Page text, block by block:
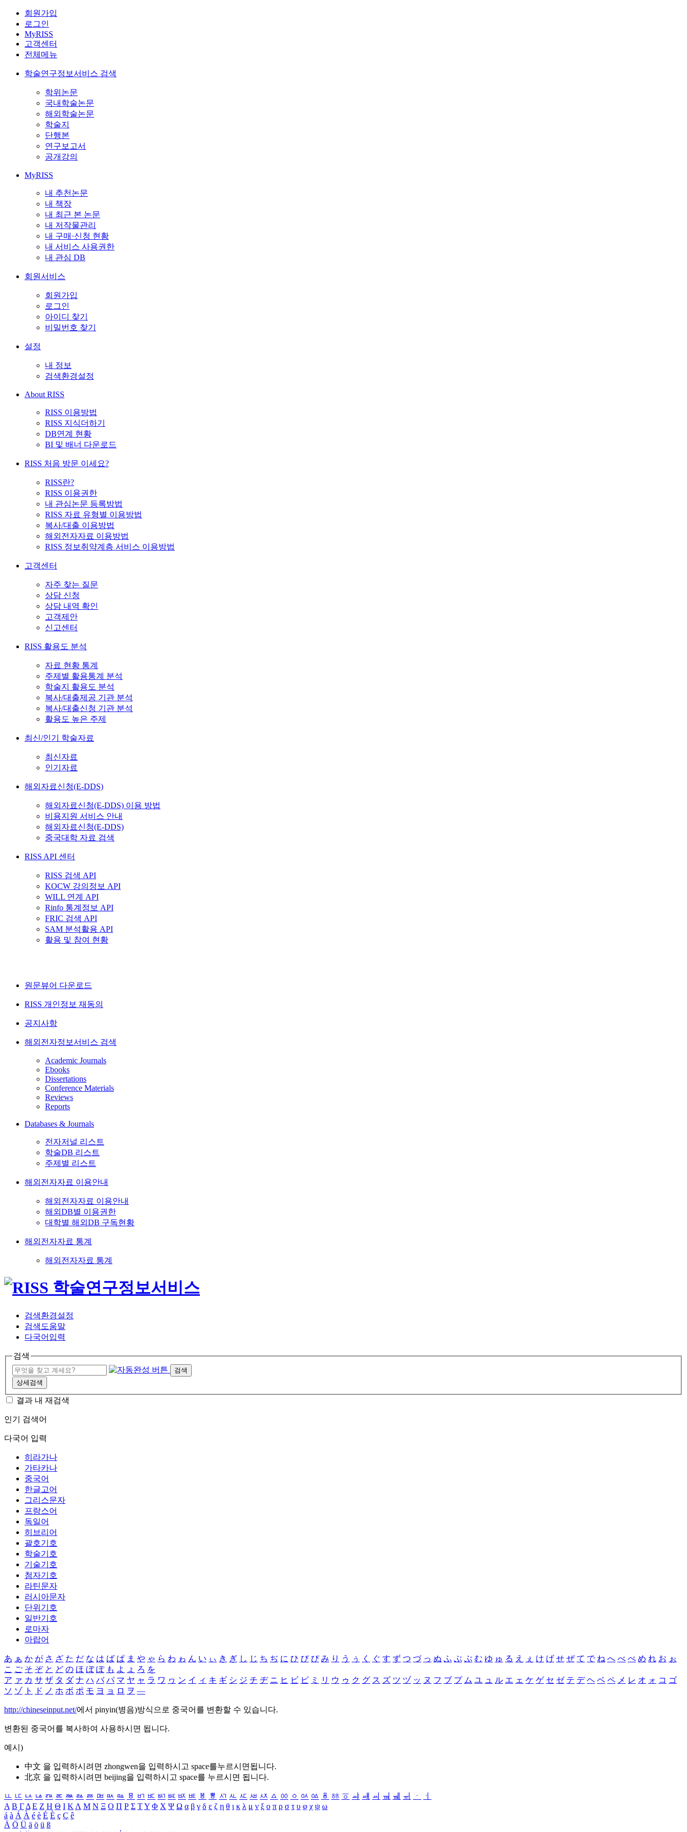
회원가입
로그인
MyRISS
고객센터
전체메뉴
학술연구정보서비스 검색
학위논문
국내학술논문
해외학술논문
학술지
단행본
연구보고서
공개강의
MyRISS
내 추천논문
내 책장
내 최근 본 논문
내 저작물관리
내 구매·신청 현황
내 서비스 사용권한
내 관심 DB
회원서비스
회원가입
로그인
아이디 찾기
비밀번호 찾기
설정
내 정보
검색환경설정
About RISS
RISS 이용방법
RISS 지식더하기
DB연계 현황
BI 및 배너 다운로드
RISS 처음 방문 이세요?
RISS란?
RISS 이용권한
내 관심논문 등록방법
RISS 자료 유형별 이용방법
복사/대출 이용방법
해외전자자료 이용방법
RISS 정보취약계층 서비스 이용방법
고객센터
자주 찾는 질문
상담 신청
상담 내역 확인
고객제안
신고센터
RISS 활용도 분석
자료 현황 통계
주제별 활용통계 분석
학술지 활용도 분석
복사/대출제공 기관 분석
복사/대출신청 기관 분석
활용도 높은 주제
최신/인기 학술자료
최신자료
인기자료
해외자료신청(E-DDS)
해외자료신청(E-DDS) 이용 방법
비용지원 서비스 안내
해외자료신청(E-DDS)
중국대학 자료 검색
RISS API 센터
RISS 검색 API
KOCW 강의정보 API
WILL 연계 API
Rinfo 통계정보 API
FRIC 검색 API
SAM 분석활용 API
활용 및 참여 현황
원문뷰어 다운로드
RISS 개인정보 재동의
공지사항
해외전자정보서비스 검색
Academic Journals
Ebooks
Dissertations
Conference Materials
Reviews
Reports
Databases & Journals
전자저널 리스트
학술DB 리스트
주제별 리스트
해외전자자료 이용안내
해외전자자료 이용안내
해외DB별 이용권한
대학별 해외DB 구독현황
해외전자자료 통계
해외전자자료 통계
검색환경설정
검색도움말
다국어입력
검색
검색
상세검색
결과 내 재검색
인기 검색어
다국어 입력
히라가나
가타카나
중국어
한글고어
그리스문자
프랑스어
독일어
히브리어
괄호기호
학술기호
기술기호
첨자기호
라틴문자
러시아문자
단위기호
일반기호
로마자
아랍어
あ ぁ か が さ ざ た だ な は ば ぱ ま や ゃ ら わ ゎ ん い ぃ き ぎ し じ ち ぢ に ひ び ぴ み り う ぅ く ぐ す ず つ づ っ ぬ ふ ぶ ぷ む ゆ ゅ る え ぇ け げ せ ぜ て で ね へ べ ぺ め れ お ぉ
こ ご そ ぞ と ど の ほ ぼ ぽ も よ ょ ろ を
ア ァ カ サ ザ タ ダ ナ ハ バ パ マ ヤ ャ ラ ワ ヮ ン イ ィ キ ギ シ ジ チ ヂ ニ ヒ ビ ピ ミ リ ウ ゥ ク グ ス ズ ツ ヅ ッ ヌ フ ブ プ ム ユ ュ ル エ ェ ケ ゲ セ ゼ テ デ ヘ ベ ペ メ レ オ ォ コ ゴ
ソ ゾ ト ド ノ ホ ボ ポ モ ヨ ョ ロ ヲ ―
http://chineseinput.net/에서 pinyin(병음)방식으로 중국어를 변환할 수 있습니다.
변환된 중국어를 복사하여 사용하시면 됩니다.
예시)
中文 을 입력하시려면 zhongwen을 입력하시고 space를누르시면됩니다.
北京 을 입력하시려면 beijing을 입력하시고 space를 누르시면 됩니다.
ㅥ ㅦ ㅧ ㅨ ㅩ ㅪ ㅫ ㅬ ㅭ ㅮ ㅯ ㅰ ㅱ ㅲ ㅳ ㅴ ㅵ ㅶ ㅷ ㅸ ㅹ ㅺ ㅻ ㅼ ㅽ ㅾ ㅿ ㆀ ㆁ ㆂ ㆃ ㆄ ㆅ ㆆ ㆇ ㆈ ㆉ ㆊ ㆋ ㆌ ㆍ
ㆎ
Α Β ΓΔ Ε Ζ Η Θ Ι ΚΛ Μ Ν Ξ Ο Π Ρ Σ ΤΥ Φ Χ Ψ Ω α β γ δ ε ζ η θ ι κ λ μ ν ξ ο π ρ σ τ υ φ χ ψ ω
á à Á À é è É È ç Ç ê
Ä Ö Ü ä ö ü ß